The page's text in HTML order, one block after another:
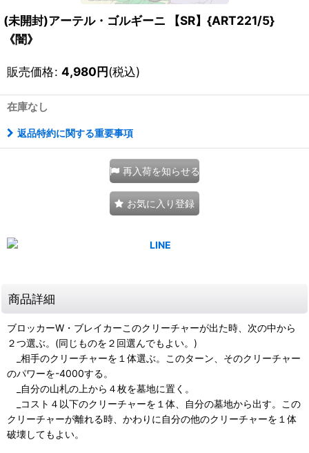
(未開封)アーテル・ゴルギーニ 【SR】{ART221/5}
《闇》
販売価格: 4,980円(税込)
在庫なし
返品特約に関する重要事項
再入荷を知らせる
お気に入り登録
商品詳細
ブロッカーW・ブレイカーこのクリーチャーが出た時、次の中から
２つ選ぶ。(同じものを２回選んでもよい。)
_相手のクリーチャーを１体選ぶ。このターン、そのクリーチャー
のパワーを-4000する。
_自分の山札の上から４枚を墓地に置く。
_コスト４以下のクリーチャーを１体、自分の墓地から出す。この
クリーチャーが離れる時、かわりに自分の他のクリーチャーを１体
破壊してもよい。